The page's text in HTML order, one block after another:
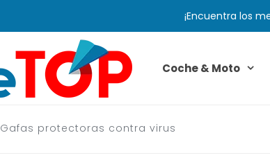
¡Encuentra los
Coche & Moto
Gafas protectoras contra virus